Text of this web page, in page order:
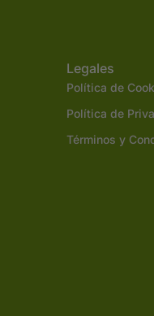
Legales
Política de
Política de
Términos y